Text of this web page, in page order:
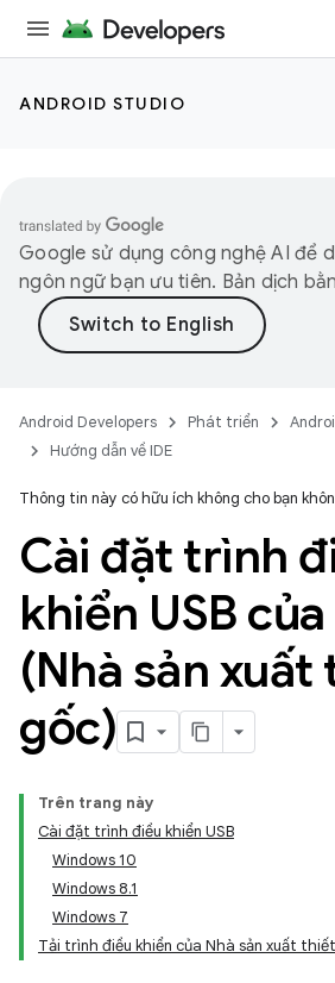
ANDROID STUDIO
Google sử dụng công nghệ AI để
ngôn ngữ bạn ưu tiên. Bản dịch
Android Developers Phát triển
Hướng dẫn về IDE
Thông tin này có hữu ích không cho bạn
Cài đặt trình
khiển USB
(Nhà sản
gốc)
Trên trang này
Cài đặt trình điều khiển USB
Windows 10
Windows 8.1
Windows 7
Tải trình điều khiển của Nhà sản xuất